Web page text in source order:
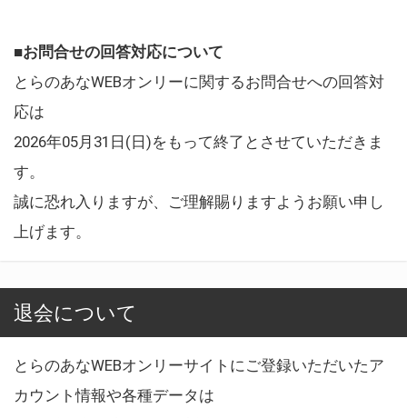
■お問合せの回答対応について
とらのあなWEBオンリーに関するお問合せへの回答対
応は
2026年05月31日(日)をもって終了とさせていただきま
す。
誠に恐れ入りますが、ご理解賜りますようお願い申し
上げます。
退会について
とらのあなWEBオンリーサイトにご登録いただいたア
カウント情報や各種データは